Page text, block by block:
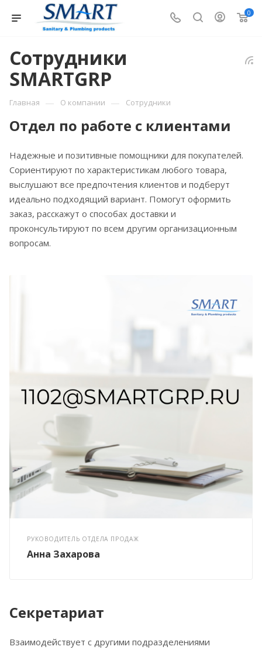
0
Сотрудники
SMARTGRP
Главная — О компании — Сотрудники
Отдел по работе с клиентами
Надежные и позитивные помощники для покупателей.
Сориентируют по характеристикам любого товара,
выслушают все предпочтения клиентов и подберут
идеально подходящий вариант. Помогут оформить
заказ, расскажут о способах доставки и
проконсультируют по всем другим организационным
вопросам.
РУКОВОДИТЕЛЬ ОТДЕЛА ПРОДАЖ
Анна Захарова
Секретариат
Взаимодействует с другими подразделениями